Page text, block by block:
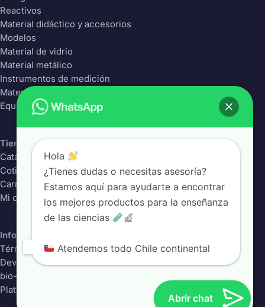
Reactivos
Material didáctico y accesorios
Modelos
Material de vidrio
Material metálico
Instrumentos de medición
Material Plástico
Equipos de laboratorio
Tienda
Catálogo completo
Cotizador
Carrito
Mi cuenta
Información
Términos y condiciones
Devoluciones
bio-class.com
Plataforma educativa
Hola
¿Tienes dudas o necesitas asesoría?
Estamos aquí para ayudarte a encontrar
los mejores productos para la enseñanza
de las ciencias
Atendemos todo Chile continental
Abrir chat